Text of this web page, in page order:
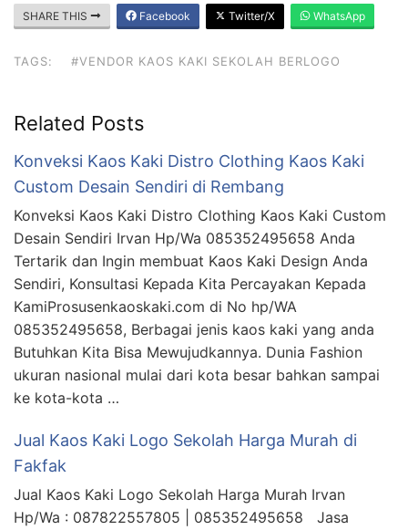
SHARE THIS Facebook Twitter/X WhatsApp
TAGS: #VENDOR KAOS KAKI SEKOLAH BERLOGO
Related Posts
Konveksi Kaos Kaki Distro Clothing Kaos Kaki
Custom Desain Sendiri di Rembang
Konveksi Kaos Kaki Distro Clothing Kaos Kaki Custom
Desain Sendiri Irvan Hp/Wa 085352495658 Anda
Tertarik dan Ingin membuat Kaos Kaki Design Anda
Sendiri, Konsultasi Kepada Kita Percayakan Kepada
KamiProsusenkaoskaki.com di No hp/WA
085352495658, Berbagai jenis kaos kaki yang anda
Butuhkan Kita Bisa Mewujudkannya. Dunia Fashion
ukuran nasional mulai dari kota besar bahkan sampai
ke kota-kota …
Jual Kaos Kaki Logo Sekolah Harga Murah di
Fakfak
Jual Kaos Kaki Logo Sekolah Harga Murah Irvan
Hp/Wa : 087822557805 | 085352495658 Jasa